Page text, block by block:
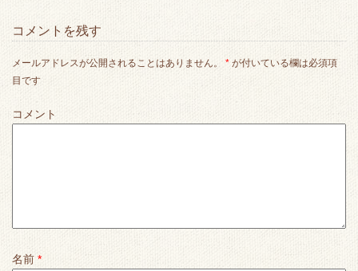
コメントを残す
メールアドレスが公開されることはありません。 * が付いている欄は必須項
目です
コメント
名前 *